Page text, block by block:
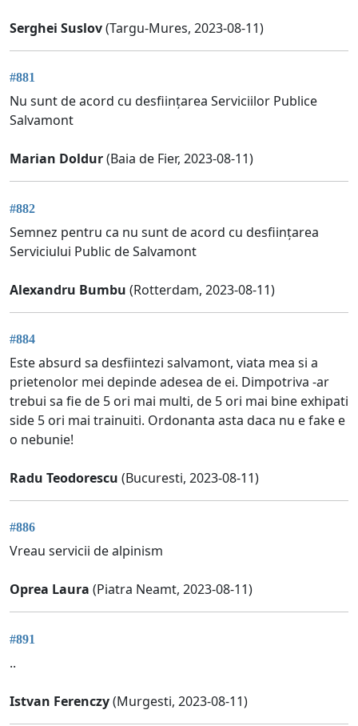
Serghei Suslov(Targu-Mures, 2023-08-11)
#881
Nu sunt de acord cu desființarea Serviciilor Publice
Salvamont
Marian Doldur(Baia de Fier, 2023-08-11)
#882
Semnez pentru ca nu sunt de acord cu desființarea
Serviciului Public de Salvamont
Alexandru Bumbu (Rotterdam, 2023-08-11)
#884
Este absurd sa desfiintezi salvamont, viata mea si a
prietenolor mei depinde adesea de ei. Dimpotriva -ar
trebui sa fie de 5 ori mai multi, de 5 ori mai bine exhipati
side 5 ori mai trainuiti. Ordonanta asta daca nu e fake e
o nebunie!
Radu Teodorescu (Bucuresti, 2023-08-11)
#886
Vreau servicii de alpinism
Oprea Laura (Piatra Neamt, 2023-08-11)
#891
..
Istvan Ferenczy(Murgesti, 2023-08-11)